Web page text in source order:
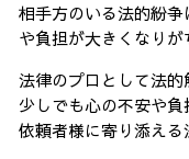
相手方のいる法的紛
や負担が大きくなりが
法律のプロとして法的
少しでも心の不安や
依頼者様に寄り添える